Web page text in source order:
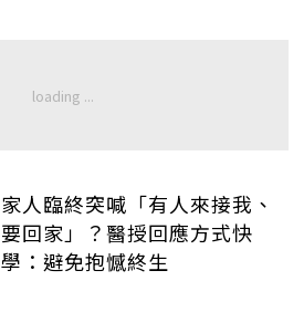
家人臨終突喊「有人來接我、
要回家」？醫授回應方式快
學：避免抱憾終生